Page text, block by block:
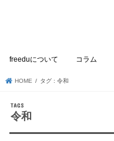
freeduについて コラム
HOME タグ : 令和
令和